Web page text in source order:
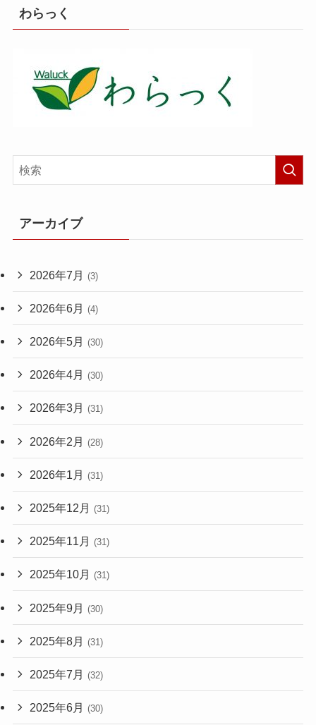
わらっく
アーカイブ
2026年7月 (3)
2026年6月 (4)
2026年5月 (30)
2026年4月 (30)
2026年3月 (31)
2026年2月 (28)
2026年1月 (31)
2025年12月 (31)
2025年11月 (31)
2025年10月 (31)
2025年9月 (30)
2025年8月 (31)
2025年7月 (32)
2025年6月 (30)